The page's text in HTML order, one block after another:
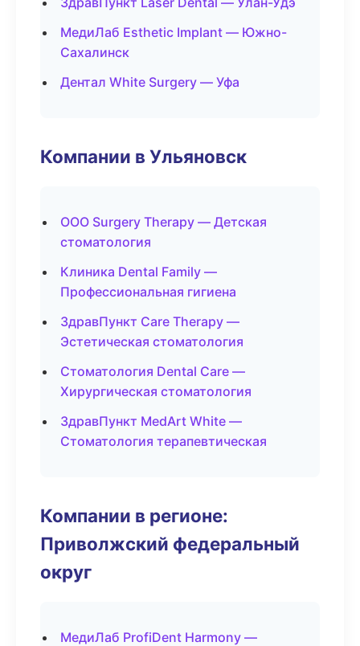
МедиЛаб Esthetic Implant — Южно-
Сахалинск
Дентал White Surgery — Уфа
Компании в Ульяновск
ООО Surgery Therapy — Детская
стоматология
Клиника Dental Family —
Профессиональная гигиена
ЗдравПункт Care Therapy —
Эстетическая стоматология
Стоматология Dental Care —
Хирургическая стоматология
ЗдравПункт MedArt White —
Стоматология терапевтическая
Компании в регионе:
Приволжский федеральный
округ
МедиЛаб ProfiDent Harmony —